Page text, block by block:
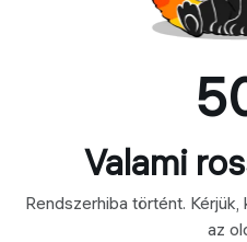
Valami
Rendszerhiba történt.
az